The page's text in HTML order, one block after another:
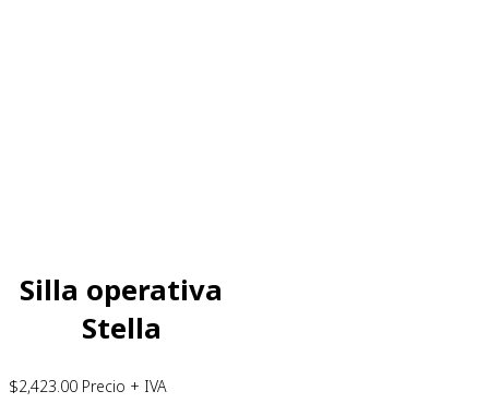
Silla operativa
Stella
$2,423.00 Precio + IVA